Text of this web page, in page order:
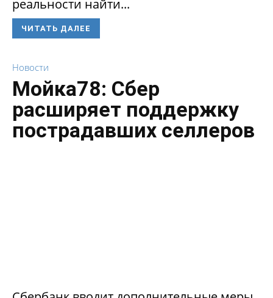
реальности найти...
ЧИТАТЬ ДАЛЕЕ
Новости
Мойка78: Сбер
расширяет поддержку
пострадавших селлеров